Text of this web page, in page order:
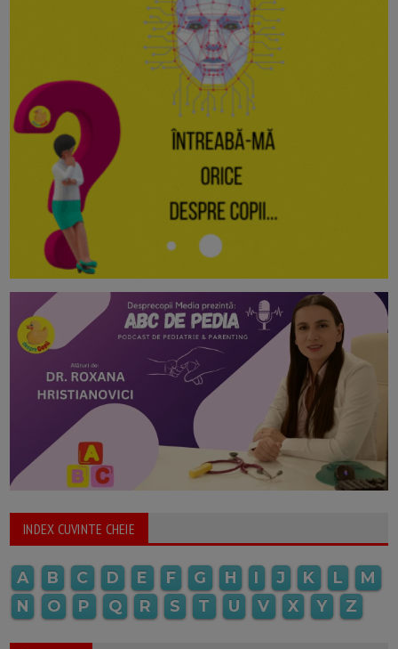
INDEX CUVINTE CHEIE
A B C D E F G H I J K L
M
N
O P Q R S T U V X Y Z